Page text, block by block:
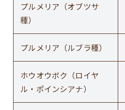
プルメリア（オブツサ
種）
プルメリア（ルブラ種）
ホウオウボク（ロイヤ
ル・ポインシアナ）